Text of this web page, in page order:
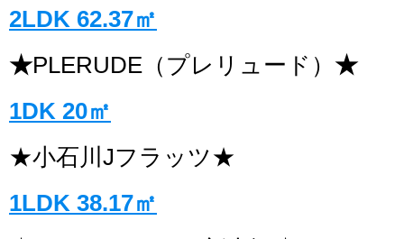
2LDK 62.37㎡
★PLERUDE（プレリュード） ★
1DK 20㎡
★小石川Jフラッツ★
1LDK 38.17㎡